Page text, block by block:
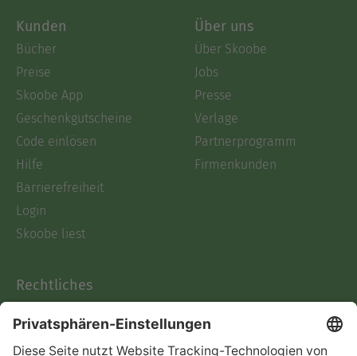
Kunden
Bücher
Preise
Skoobe App
Geschenkgutscheine
Code einlösen
Hilfe
Barrierefreiheit
Login
Skoobe liest
Über uns
Über Skoobe
Jobs
Presse
Verlage
Partnerprogramm
Firmenkunden
Rechtliches
AGB